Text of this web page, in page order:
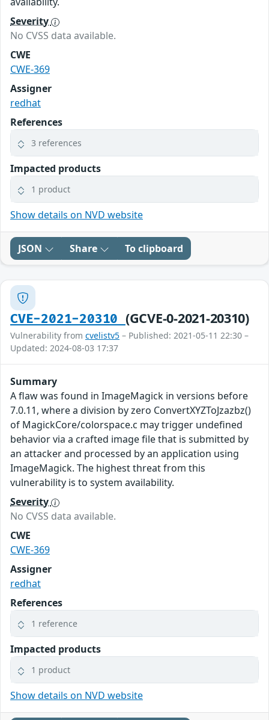
Severity
No CVSS data available.
CWE
CWE-369
Assigner
redhat
References
3 references
Impacted products
1 product
Show details on NVD website
JSON Share To clipboard
CVE-2021-20310 (GCVE-0-2021-20310)
Vulnerability from cvelistv5 – Published: 2021-05-11 22:30 –
Updated: 2024-08-03 17:37
Summary
A flaw was found in ImageMagick in versions before
7.0.11, where a division by zero ConvertXYZToJzazbz()
of MagickCore/colorspace.c may trigger undefined
behavior via a crafted image file that is submitted by
an attacker and processed by an application using
ImageMagick. The highest threat from this
vulnerability is to system availability.
Severity
No CVSS data available.
CWE
CWE-369
Assigner
redhat
References
1 reference
Impacted products
1 product
Show details on NVD website